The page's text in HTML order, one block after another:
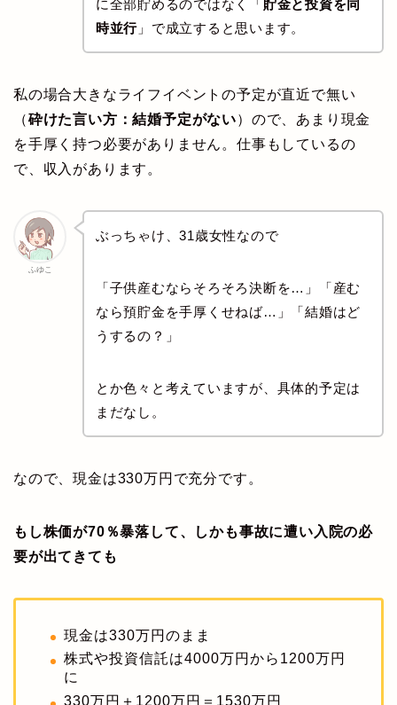
に全部貯めるのではなく「 貯金と投資を同
時並行 」で成立すると思います。
私の場合大きなライフイベントの予定が直近で無い
（砕けた言い方：結婚予定がない）ので、あまり現金
を手厚く持つ必要がありません。仕事もしているの
で、収入があります。
ふゆこ
ぶっちゃけ、31歳女性なので
「子供産むならそろそろ決断を…」「産む
なら預貯金を手厚くせねば…」「結婚はど
うするの？」
とか色々と考えていますが、具体的予定は
まだなし。
なので、現金は330万円で充分です。
もし株価が70％暴落して、しかも事故に遭い入院の必
要が出てきても
現金は330万円のまま
株式や投資信託は4000万円から1200万円
に
330万円＋1200万円＝1530万円